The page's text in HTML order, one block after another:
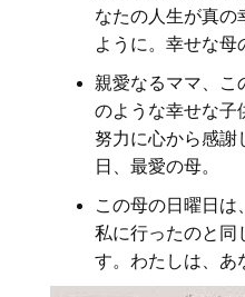
なたの人生が真の
ように。幸せな母
親愛なるママ、こ
のような幸せな子
努力に心から感謝
日、最愛の母。
この母の日曜日は
私に行ったのと同
す。わたしは、あ